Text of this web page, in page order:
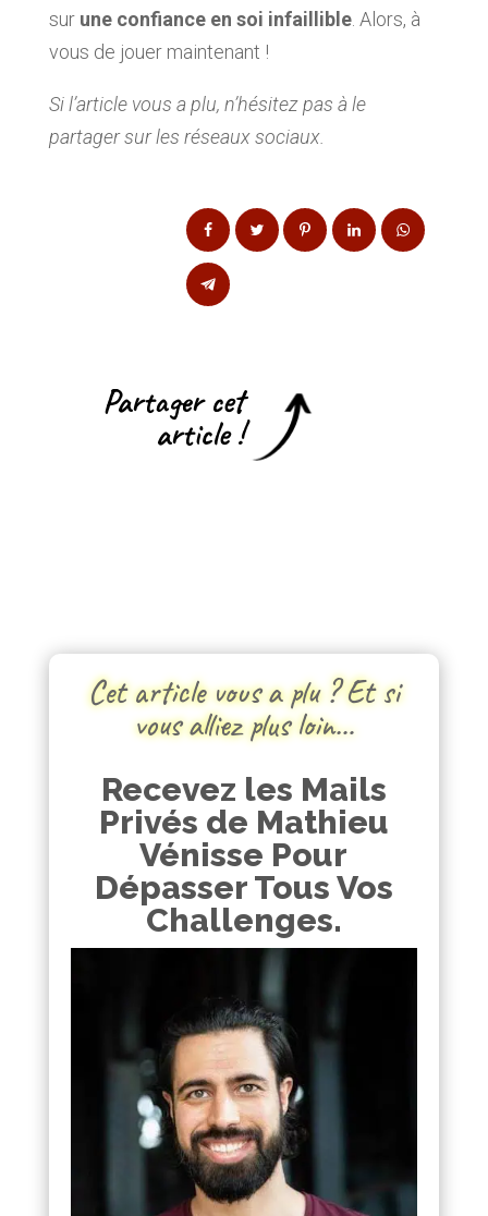
sur une confiance en soi infaillible. Alors, à
vous de jouer maintenant !
Si l’article vous a plu, n’hésitez pas à le
partager sur les réseaux sociaux.
Partager cet
article !
Cet article vous a plu ? Et si
vous alliez plus loin…
Recevez les Mails
Privés de Mathieu
Vénisse Pour
Dépasser Tous Vos
Challenges.